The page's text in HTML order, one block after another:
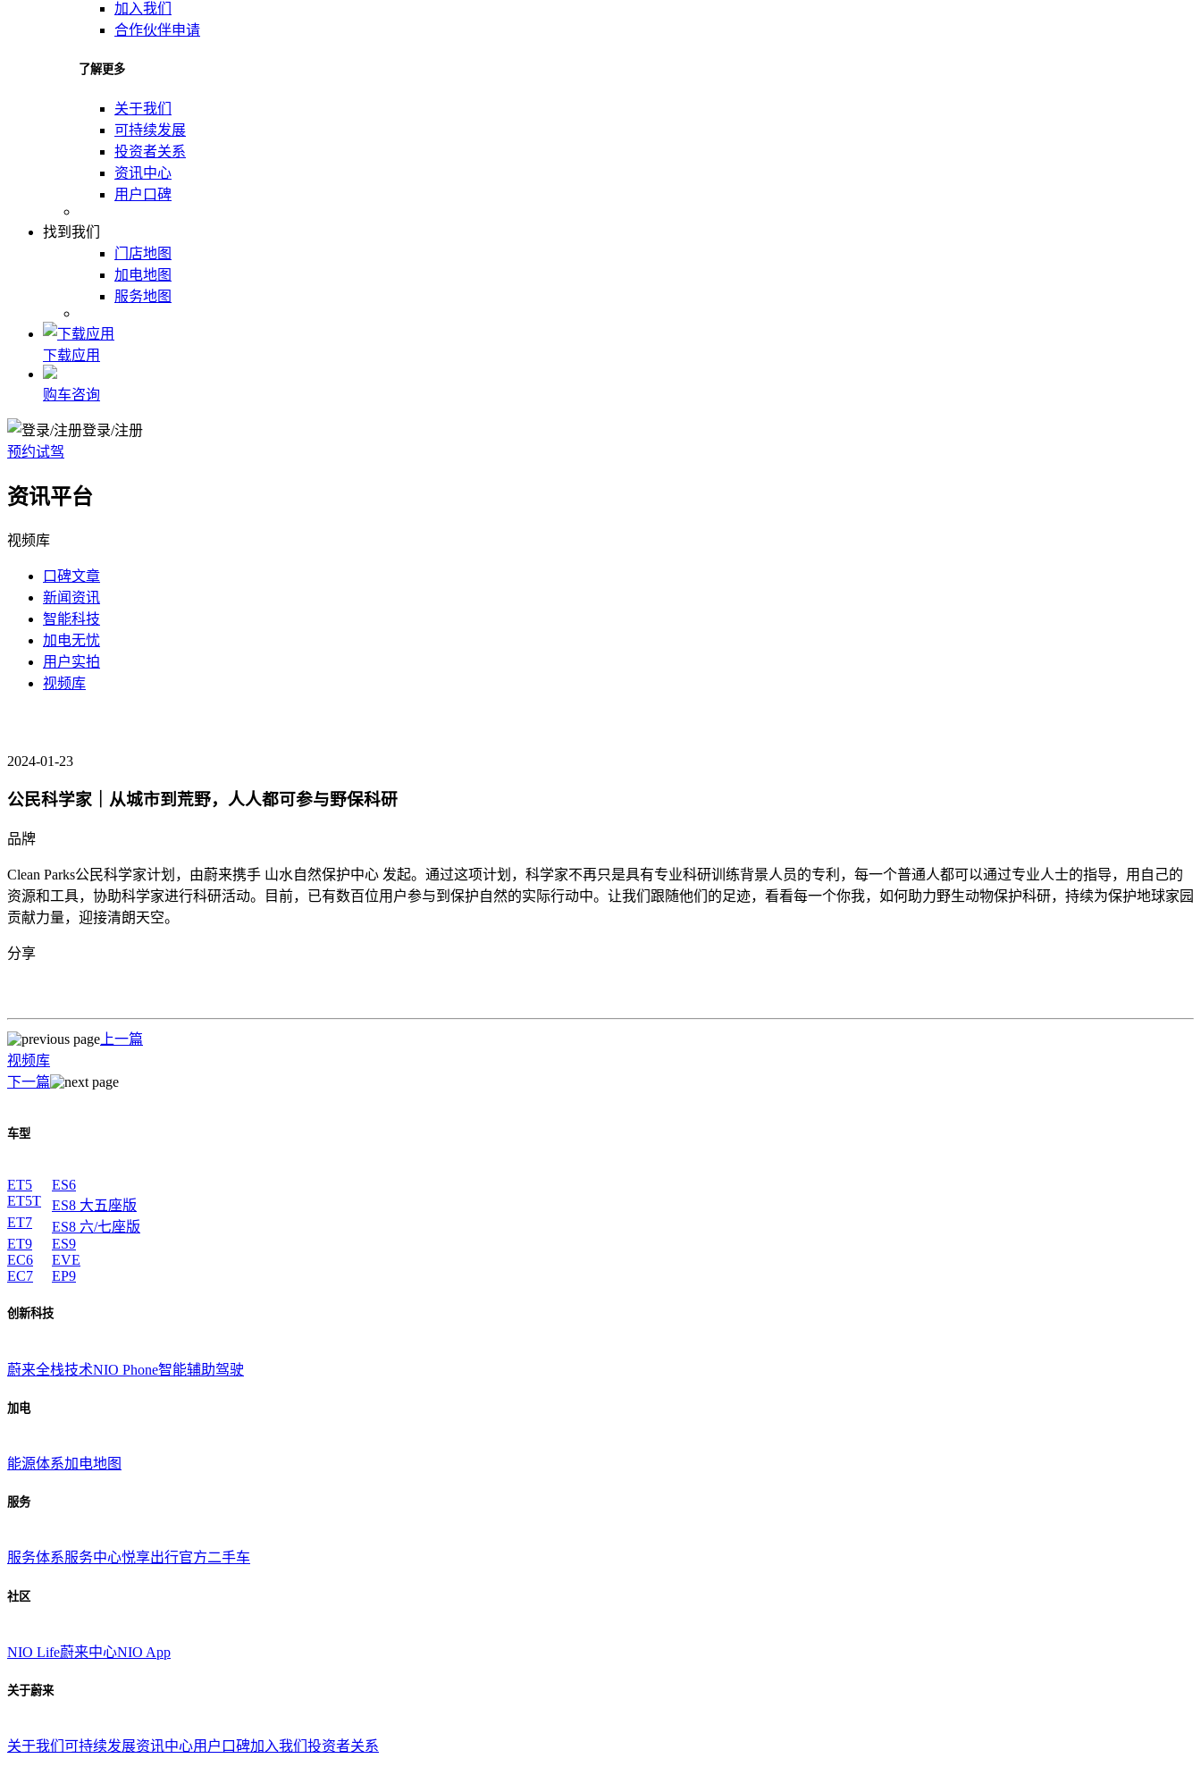
加入我们
合作伙伴申请
了解更多
关于我们
可持续发展
投资者关系
资讯中心
用户口碑
找到我们
门店地图
加电地图
服务地图
下载应用
购车咨询
登录/注册
预约试驾
资讯平台
视频库
口碑文章
新闻资讯
智能科技
加电无忧
用户实拍
视频库
2024-01-23
公民科学家｜从城市到荒野，人人都可参与野保科研
品牌
Clean Parks公民科学家计划，由蔚来携手 山水自然保护中心 发起。通过这项计划，科学家不再只是具有专业科研训练背景人员的专利，每一个普通人都可以通过专业人士的指导，用自己的
资源和工具，协助科学家进行科研活动。目前，已有数百位用户参与到保护自然的实际行动中。让我们跟随他们的足迹，看看每一个你我，如何助力野生动物保护科研，持续为保护地球家园
贡献力量，迎接清朗天空。
分享
上一篇
视频库
下一篇
车型
ET5
ET5T
ET7
ET9
EC6
EC7
ES6
ES8 大五座版
ES8 六/七座版
ES9
EVE
EP9
创新科技
蔚来全栈技术NIO Phone智能辅助驾驶
加电
能源体系加电地图
服务
服务体系服务中心悦享出行官方二手车
社区
NIO Life蔚来中心NIO App
关于蔚来
关于我们 可持续发展资讯中心用户口碑加入我们 投资者关系